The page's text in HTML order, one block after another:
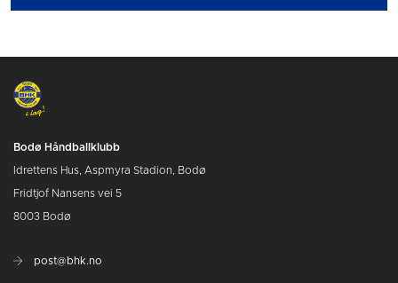
Bodø Håndballklubb
Idrettens Hus, Aspmyra Stadion, Bodø
Fridtjof Nansens vei 5
8003 Bodø
post@bhk.no